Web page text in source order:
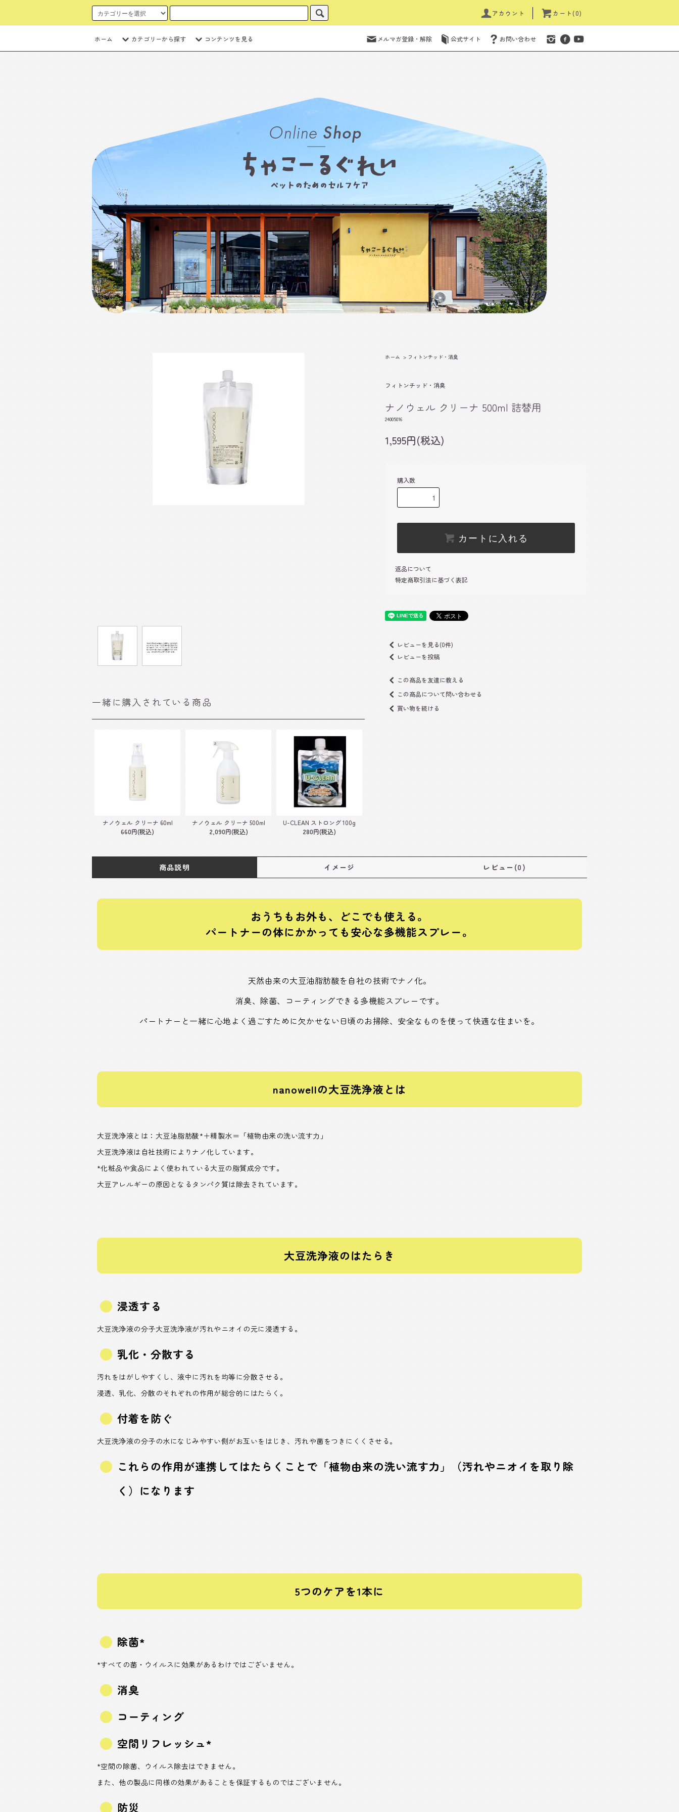
アカウント カート(0)
ホーム カテゴリーから探す コンテンツを見る メルマガ登録・解除 公式サイト お問い合わせ
一緒に購入されている商品
ナノウェル クリーナ 60ml
660円(税込)
ナノウェル クリーナ 500ml
2,090円(税込)
U-CLEAN ストロング 100g
280円(税込)
ホーム > フィトンチッド・消臭
フィトンチッド・消臭
ナノウェル クリーナ 500ml 詰替用
24005016
1,595円(税込)
購入数
カートに入れる
返品について
特定商取引法に基づく表記
レビューを見る(0件)
レビューを投稿
この商品を友達に教える
この商品について問い合わせる
買い物を続ける
商品説明 イメージ レビュー(0)
おうちもお外も、どこでも使える。
パートナーの体にかかっても安心な多機能スプレー。
天然由来の大豆油脂肪酸を自社の技術でナノ化。
消臭、除菌、コーティングできる多機能スプレーです。
パートナーと一緒に心地よく過ごすために欠かせない日頃のお掃除、安全なものを使って快適な住まいを。
nanowellの大豆洗浄液とは
大豆洗浄液とは：大豆油脂肪酸*＋精製水＝「植物由来の洗い流す力」
大豆洗浄液は自社技術によりナノ化しています。
*化粧品や食品によく使われている大豆の脂質成分です。
大豆アレルギーの原因となるタンパク質は除去されています。
大豆洗浄液のはたらき
浸透する
大豆洗浄液の分子大豆洗浄液が汚れやニオイの元に浸透する。
乳化・分散する
汚れをはがしやすくし、液中に汚れを均等に分散させる。
浸透、乳化、分散のそれぞれの作用が総合的にはたらく。
付着を防ぐ
大豆洗浄液の分子の水になじみやすい側がお互いをはじき、汚れや菌をつきにくくさせる。
これらの作用が連携してはたらくことで「植物由来の洗い流す力」（汚れやニオイを取り除
く）になります
5つのケアを1本に
除菌*
*すべての菌・ウイルスに効果があるわけではございません。
消臭
コーティング
空間リフレッシュ*
*空間の除菌、ウイルス除去はできません。
また、他の製品に同様の効果があることを保証するものではございません。
防災